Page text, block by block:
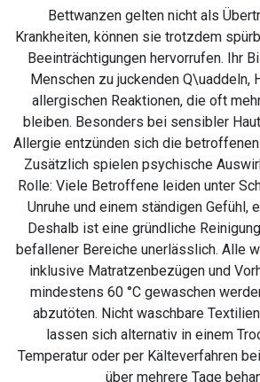
Bettwanzen gelten nicht als
Krankheiten, können sie trotzdem
Beeinträchtigungen hervorrufen. Ihr
Menschen zu juckenden Q\uaddeln,
allergischen Reaktionen, die oft
bleiben. Besonders bei sensibler
Allergie entzünden sich die
Zusätzlich spielen psychische
Rolle: Viele Betroffene leiden unter
Unruhe und einem ständigen Gefühl,
Deshalb ist eine gründliche
befallener Bereiche unerlässlich. Alle
inklusive Matratzenbezügen und
mindestens 60 °C gewaschen
abzutöten. Nicht waschbare
lassen sich alternativ in einem
Temperatur oder per Kälteverfahren
über mehrere Tage